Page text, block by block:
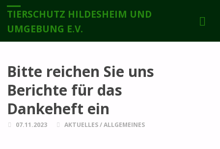
TIERSCHUTZ HILDESHEIM UND
UMGEBUNG E.V.
Bitte reichen Sie uns
Berichte für das
Dankeheft ein
07.11.2023 AKTUELLES/ALLGEMEINES